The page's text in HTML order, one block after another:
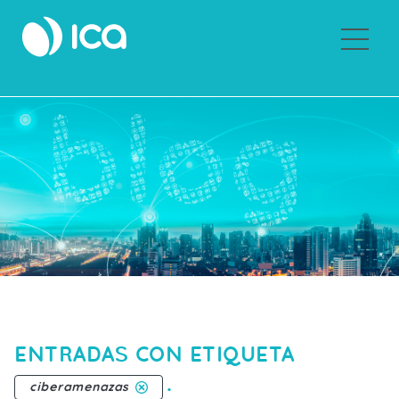
ENTRADAS CON ETIQUETA
ciberamenazas .